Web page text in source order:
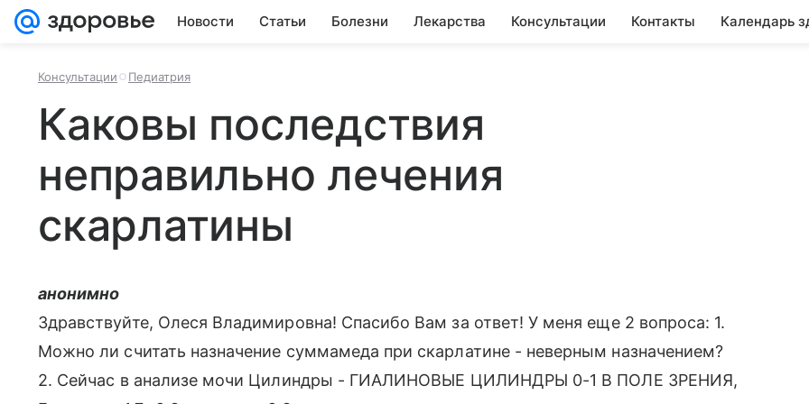
Новости Статьи Болезни Лекарства Консультации Контакты Календарь
Консультации Педиатрия
Каковы последствия
неправильно лечения
скарлатины
анонимно
Здравствуйте, Олеся Владимировна! Спасибо Вам за ответ! У меня еще 2 вопроса: 1.
Можно ли считать назначение суммамеда при скарлатине - неверным назначением?
2. Сейчас в анализе мочи Цилиндры - ГИАЛИНОВЫЕ ЦИЛИНДРЫ 0-1 В ПОЛЕ ЗРЕНИЯ,